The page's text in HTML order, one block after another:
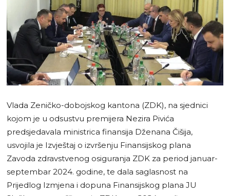
Vlada Zeničko-dobojskog kantona (ZDK), na sjednici
kojom je u odsustvu premijera Nezira Pivića
predsjedavala ministrica finansija Dženana Čišija,
usvojila je Izvještaj o izvršenju Finansijskog plana
Zavoda zdravstvenog osiguranja ZDK za period januar-
septembar 2024. godine, te dala saglasnost na
Prijedlog Izmjena i dopuna Finansijskog plana JU